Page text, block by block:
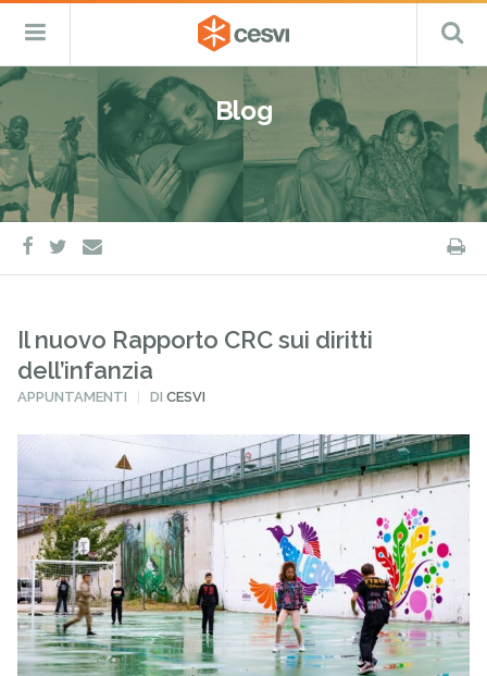
Salta
al
contenuto
CESVI
Fondazione
–
ETS
Cooperazione,
Emergenza
e
Sviluppo
Menu
Blog
CRC
facebook
twitter
e-
mail
Il nuovo Rapporto CRC sui diritti
dell’infanzia
PUBBLICATO
APPUNTAMENTI DICESVI